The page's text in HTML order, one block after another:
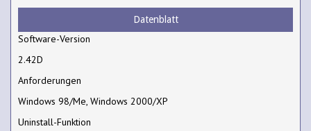
Datenblatt
Software-Version
2.42D
Anforderungen
Windows 98/Me, Windows 2000/XP
Uninstall-Funktion